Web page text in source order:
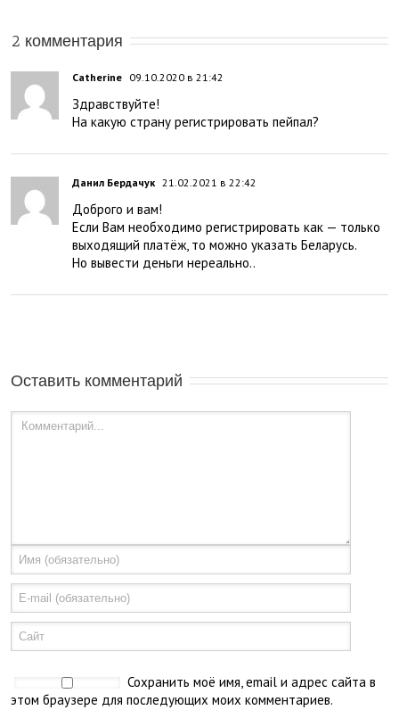
2 комментария
Catherine 09.10.2020 в 21:42
Здравствуйте!
На какую страну регистрировать пейпал?
Данил Бердачук 21.02.2021 в 22:42
Доброго и вам!
Если Вам необходимо регистрировать как — только
выходящий платёж, то можно указать Беларусь.
Но вывести деньги нереально..
Оставить комментарий
Сохранить моё имя, email и адрес сайта в
этом браузере для последующих моих комментариев.